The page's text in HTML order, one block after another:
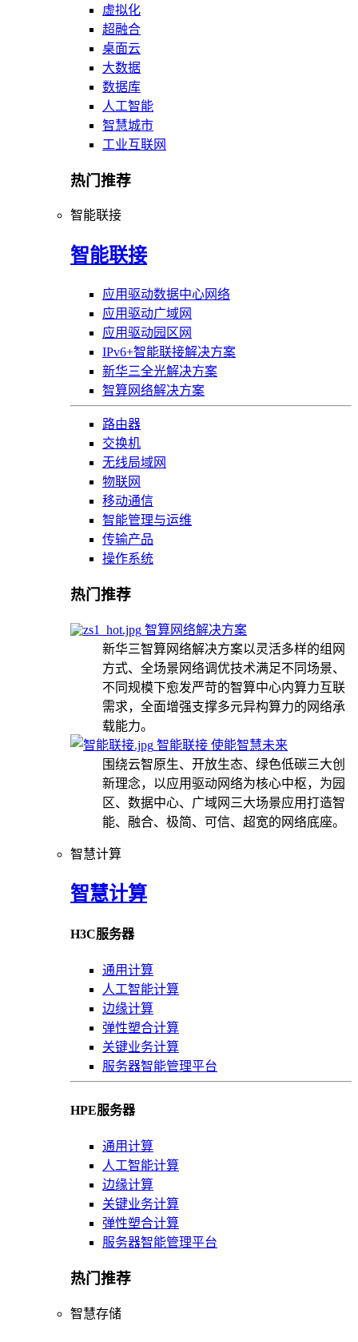
虚拟化
超融合
桌面云
大数据
数据库
人工智能
智慧城市
工业互联网
热门推荐
智能联接
智能联接
应用驱动数据中心网络
应用驱动广域网
应用驱动园区网
IPv6+智能联接解决方案
新华三全光解决方案
智算网络解决方案
路由器
交换机
无线局域网
物联网
移动通信
智能管理与运维
传输产品
操作系统
热门推荐
智算网络解决方案
新华三智算网络解决方案以灵活多样的组网
方式、全场景网络调优技术满足不同场景、
不同规模下愈发严苛的智算中心内算力互联
需求，全面增强支撑多元异构算力的网络承
载能力。
智能联接 使能智慧未来
围绕云智原生、开放生态、绿色低碳三大创
新理念，以应用驱动网络为核心中枢，为园
区、数据中心、广域网三大场景应用打造智
能、融合、极简、可信、超宽的网络底座。
智慧计算
智慧计算
H3C服务器
通用计算
人工智能计算
边缘计算
弹性塑合计算
关键业务计算
服务器智能管理平台
HPE服务器
通用计算
人工智能计算
边缘计算
关键业务计算
弹性塑合计算
服务器智能管理平台
热门推荐
智慧存储